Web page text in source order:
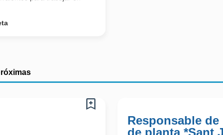
Responsable
de planta *Sant